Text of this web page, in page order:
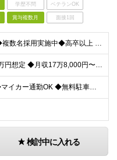
学歴不問 ベテランOK
賞与複数月 面接1回
◆業界未経験OK◆複数名採用実施中◆高卒以上 ＼こんな方にオススメ／ ◎業界未経験から専門スキルを身につけたい ◎社会に役立つ仕事がしたい ◎安定した収入を手に入れたい ◎働きやすい会社で働きたい
◆初年度年収245万円想定 ◆月収17万8,000円〜※月20日勤務の場合 日給8,900円＋各種手当＋賞与年2回（前年度実績：2ヶ月分） ★収入が高水準なだけでなく、会社の福利厚生を活用し生活費
◆原則転勤なし ◆マイカー通勤OK ◆無料駐車場を完備 ◆UIターンや移住転職歓迎。Web面接実施中 ＜茨城工場＞ 茨城県稲敷郡阿見町吉原3586 ┗クリーンで働きやすいのが魅力です。 ★豊かな自
検討中に入れる